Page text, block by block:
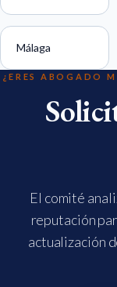
Málaga
¿ERES ABOGADO
El comité
reputación
actualización